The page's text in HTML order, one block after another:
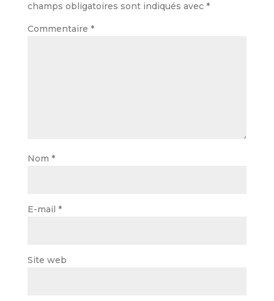
champs obligatoires sont indiqués avec *
Commentaire *
Nom *
E-mail *
Site web